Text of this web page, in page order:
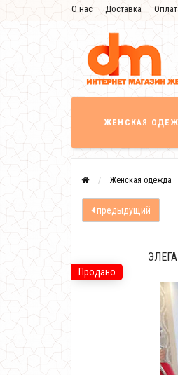
О нас Доставка
ЖЕНСКАЯ
Женская одежда
предыдущий
Продано